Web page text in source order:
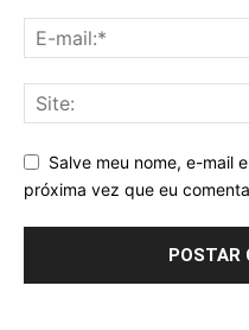
Salve meu nome, e-mail
próxima vez que eu